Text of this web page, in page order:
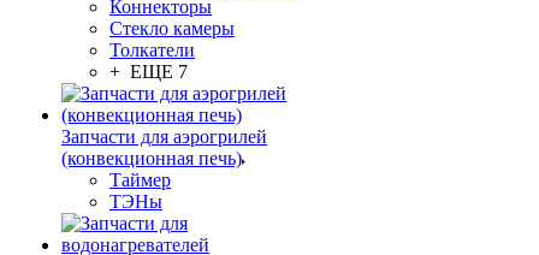
Коннекторы
Стекло камеры
Толкатели
+ ЕЩЕ 7
Запчасти для аэрогрилей
(конвекционная печь)
Таймер
ТЭНы